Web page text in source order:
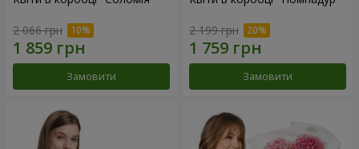
2 066 грн
Замовити
2 199 грн
Замовити